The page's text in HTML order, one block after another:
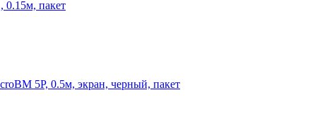
0.15м, пакет
5P, 0.5м, экран, черный, пакет